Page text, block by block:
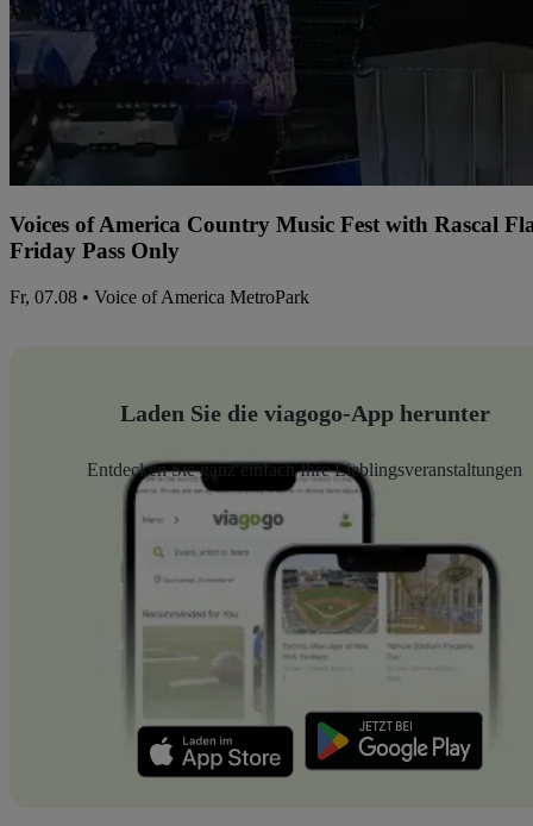
Voices of America Country Music Fest with Rascal
Friday Pass Only
Fr, 07.08 • Voice of America MetroPark
Laden Sie die viagogo-App herunter
Entdecken Sie ganz einfach Ihre Lieblingsveranstaltungen